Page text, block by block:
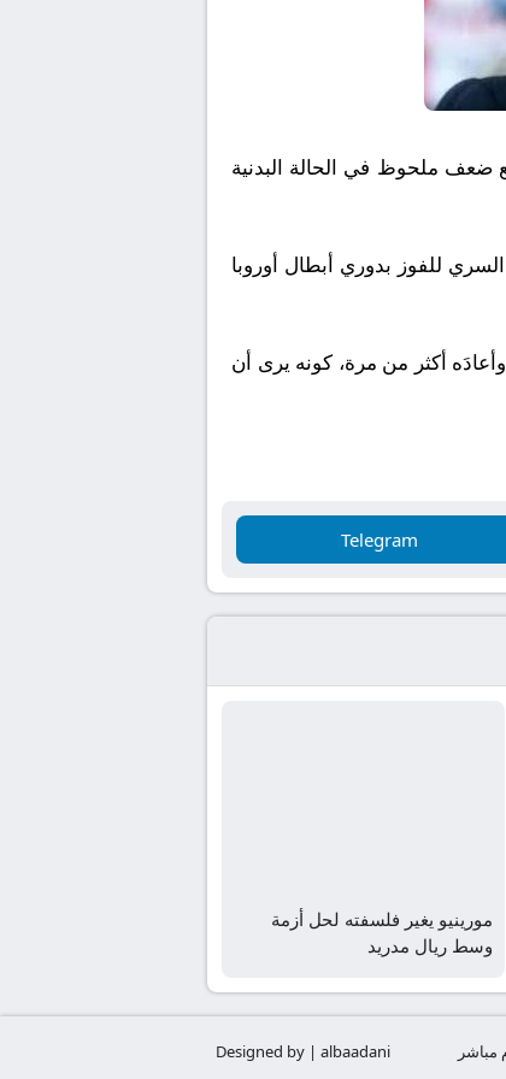
ضعف ملحوظ في الحالة البدنية
للفوز بدوري أبطال أوروبا
أكثر من مرة، كونه يرى أن
Telegram
مورينيو يغير فلسفته لحل أزمة
وسط ريال مدريد
مباشر Designed by | albaadani